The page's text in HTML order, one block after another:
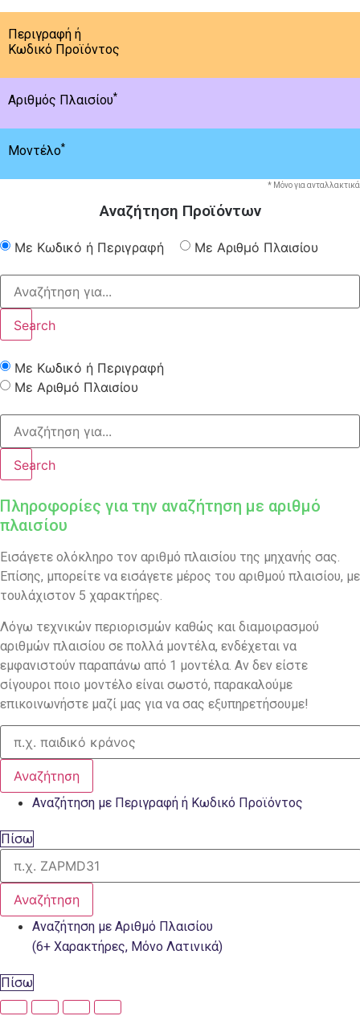
Περιγραφή ή
Κωδικό Προϊόντος
Αριθμός Πλαισίου*
Μοντέλο*
* Μόνο για ανταλλακτικά
Αναζήτηση Προϊόντων
Με Κωδικό ή Περιγραφή Με Αριθμό Πλαισίου
Search
Με Κωδικό ή Περιγραφή
Με Αριθμό Πλαισίου
Search
Πληροφορίες για την αναζήτηση με αριθμό
πλαισίου
Εισάγετε ολόκληρο τον αριθμό πλαισίου της μηχανής σας.
Επίσης, μπορείτε να εισάγετε μέρος του αριθμού πλαισίου, με
τουλάχιστον 5 χαρακτήρες.
Λόγω τεχνικών περιορισμών καθώς και διαμοιρασμού
αριθμών πλαισίου σε πολλά μοντέλα, ενδέχεται να
εμφανιστούν παραπάνω από 1 μοντέλα. Αν δεν είστε
σίγουροι ποιο μοντέλο είναι σωστό, παρακαλούμε
επικοινωνήστε μαζί μας για να σας εξυπηρετήσουμε!
Αναζήτηση
Αναζήτηση με Περιγραφή ή Κωδικό Προϊόντος
Πίσω
Αναζήτηση
Αναζήτηση με Αριθμό Πλαισίου
(6+ Χαρακτήρες, Μόνο Λατινικά)
Πίσω